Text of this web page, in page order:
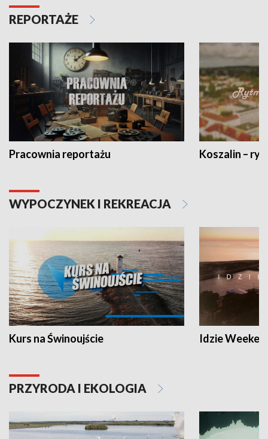
REPORTAŻE
Pracownia reportażu Koszalin –
WYPOCZYNEK I REKREACJA
Kurs na Świnoujście Idzie
PRZYRODA I EKOLOGIA